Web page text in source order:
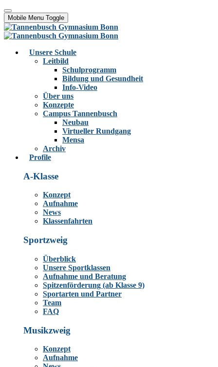
Mobile Menu Toggle
Unsere Schule
Leitbild
Schulprogramm
Bildung und Gesundheit
Info-Video
Über uns
Konzepte
Campus Tannenbusch
Neubau
Virtueller Rundgang
Mensa
Archiv
Profile
A-Klasse
Konzept
Aufnahme
News
Klassenfahrten
Sportzweig
Überblick
Unsere Sportklassen
Aufnahme und Beratung
Spitzenförderung (ab Klasse 9)
Sportarten und Partner
Team
FAQ
Musikzweig
Konzept
Aufnahme